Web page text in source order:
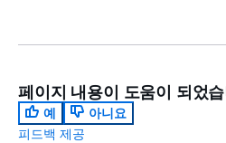
페이지 내용이 도움이 되었
예
아니요
피드백 제공